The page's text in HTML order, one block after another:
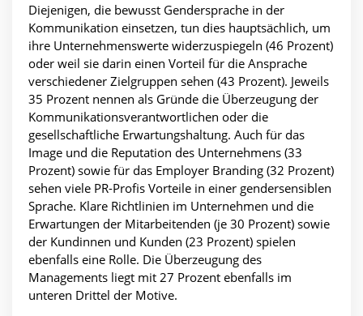
Diejenigen, die bewusst Gendersprache in der
Kommunikation einsetzen, tun dies hauptsächlich, um
ihre Unternehmenswerte widerzuspiegeln (46 Prozent)
oder weil sie darin einen Vorteil für die Ansprache
verschiedener Zielgruppen sehen (43 Prozent). Jeweils
35 Prozent nennen als Gründe die Überzeugung der
Kommunikationsverantwortlichen oder die
gesellschaftliche Erwartungshaltung. Auch für das
Image und die Reputation des Unternehmens (33
Prozent) sowie für das Employer Branding (32 Prozent)
sehen viele PR-Profis Vorteile in einer gendersensiblen
Sprache. Klare Richtlinien im Unternehmen und die
Erwartungen der Mitarbeitenden (je 30 Prozent) sowie
der Kundinnen und Kunden (23 Prozent) spielen
ebenfalls eine Rolle. Die Überzeugung des
Managements liegt mit 27 Prozent ebenfalls im
unteren Drittel der Motive.